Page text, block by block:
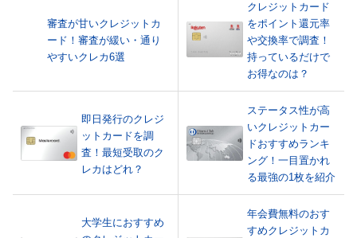
審査が甘いクレジットカ
ード！審査が緩い・通り
やすいクレカ6選
クレジットカード
をポイント還元率
や交換率で調査！
持っているだけで
お得なのは？
即日発行のクレジ
ットカードを調
査！最短受取のク
レカはどれ？
ステータス性が高
いクレジットカー
ドおすすめランキ
ング！一目置かれ
る最強の1枚を紹介
大学生におすすめ
年会費無料のおす
すめクレジットカ